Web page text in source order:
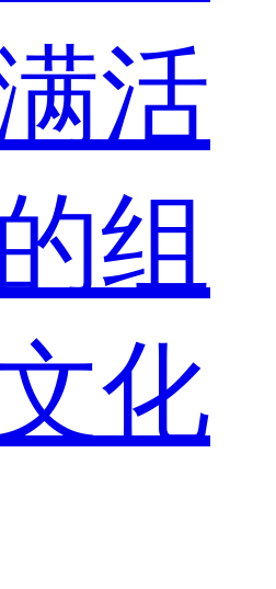
活
组
化